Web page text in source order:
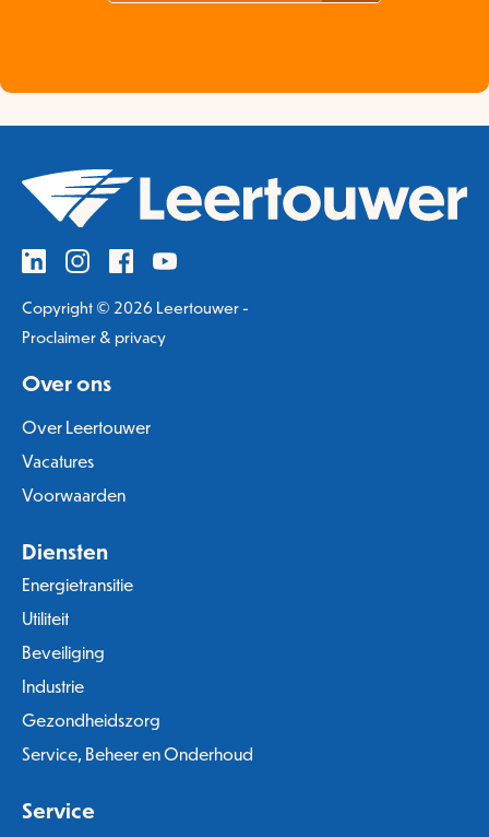
Copyright © 2026 Leertouwer -
Proclaimer & privacy
Over ons
Over Leertouwer
Vacatures
Voorwaarden
Diensten
Energietransitie
Utiliteit
Beveiliging
Industrie
Gezondheidszorg
Service, Beheer en Onderhoud
Service